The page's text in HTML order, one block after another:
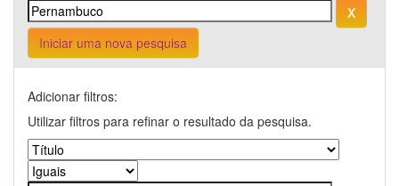
Iniciar uma nova pesquisa
Adicionar filtros:
Utilizar filtros para refinar o resultado da pesquisa.